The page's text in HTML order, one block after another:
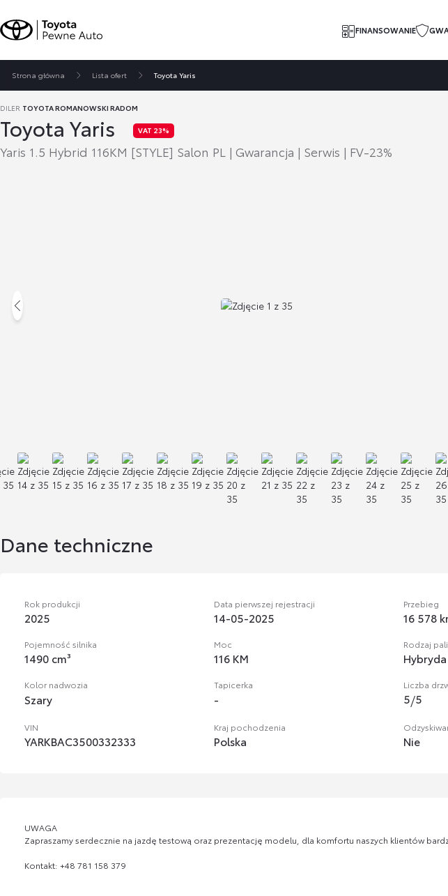
FINANSOWANIE
Strona główna Lista ofert Toyota Yaris
Toyota Yaris
Yaris 1.5 Hybrid 116KM [STYLE] Salon PL | Gwarancja | Serwis | FV-23%
VAT 23%
DILER TOYOTA ROMANOWSKI RADOM
Dane techniczne
Rok produkcji
2025
Data pierwszej rejestracji
14-05-2025
Przebieg
16 578
Pojemność silnika
1490 cm³
Moc
116 KM
Rodzaj
Hybryda
Kolor nadwozia
Szary
Tapicerka
-
Liczba
5/5
VIN
YARKBAC3500332333
Kraj pochodzenia
Polska Nie
UWAGA
Zapraszamy serdecznie na jazdę testową oraz prezentację modelu, dla komfortu naszych klientów
Kontakt: +48 781 158 379